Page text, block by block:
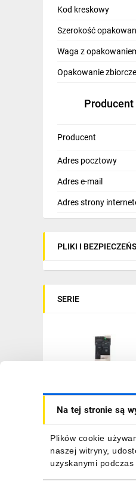
Na tej stronie są
Plików cookie
naszej witryny,
uzyskanymi
Kod kreskowy
Szerokość
Waga z
Opakowanie
Producent
Producent
Adres pocztowy
Adres e-mail
Adres strony
PLIKI I
SERIE
Układ rozruchowy
0,09/0,25/1,5/5,5kW
bazowa) LUB12
844,55 zł brutto